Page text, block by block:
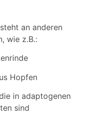
an anderen
wie z.B.:
Hopfen
in adaptogenen
sind